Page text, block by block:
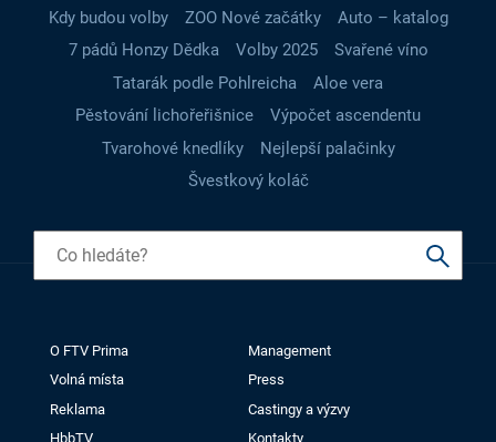
Kdy budou volby
ZOO Nové začátky
Auto – katalog
7 pádů Honzy Dědka
Volby 2025
Svařené víno
Tatarák podle Pohlreicha
Aloe vera
Pěstování lichořeřišnice
Výpočet ascendentu
Tvarohové knedlíky
Nejlepší palačinky
Švestkový koláč
O FTV Prima
Management
Volná místa
Press
Reklama
Castingy a výzvy
HbbTV
Kontakty